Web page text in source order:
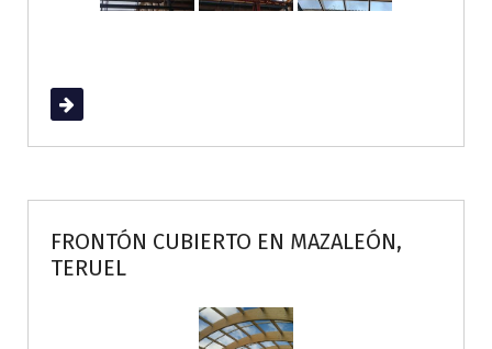
Read More
FRONTÓN CUBIERTO EN MAZALEÓN,
TERUEL